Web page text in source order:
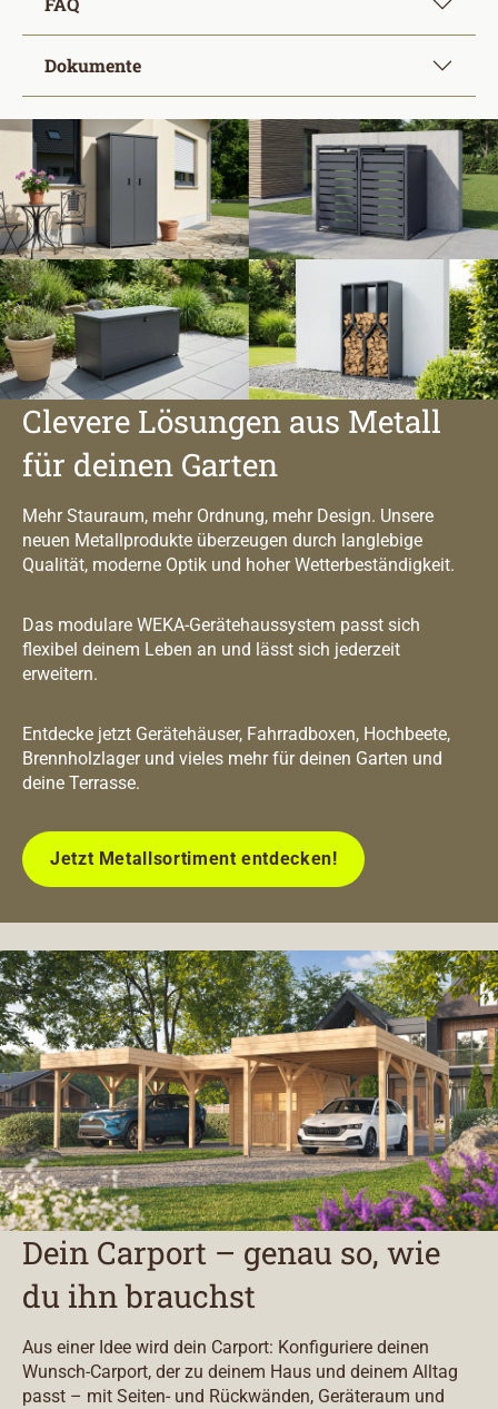
Dokumente
Clevere Lösungen aus Metall
für deinen Garten
Mehr Stauraum, mehr Ordnung, mehr Design. Unsere
neuen Metallprodukte überzeugen durch langlebige
Qualität, moderne Optik und hoher Wetterbeständigkeit.
Das modulare WEKA-Gerätehaussystem passt sich
flexibel deinem Leben an und lässt sich jederzeit
erweitern.
Entdecke jetzt Gerätehäuser, Fahrradboxen, Hochbeete,
Brennholzlager und vieles mehr für deinen Garten und
deine Terrasse.
Jetzt Metallsortiment entdecken!
Dein Carport – genau so, wie
du ihn brauchst
Aus einer Idee wird dein Carport: Konfiguriere deinen
Wunsch-Carport, der zu deinem Haus und deinem Alltag
passt – mit Seiten- und Rückwänden, Geräteraum und